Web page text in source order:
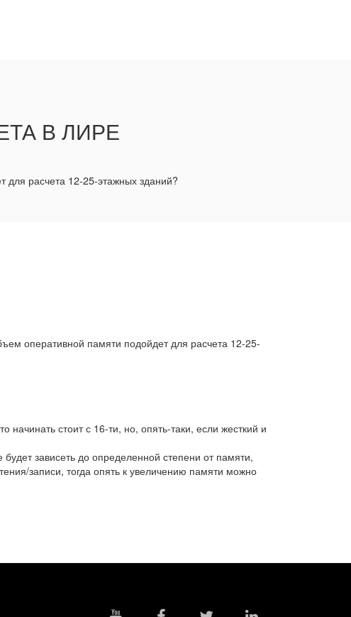
В ЛИРЕ
для расчета 12-25-этажных зданий?
оперативной памяти подойдет для расчета 12-25-
стоит с 16-ти, но, опять-таки, если жесткий и
зависеть до определенной степени от памяти,
записи, тогда опять к увеличению памяти можно